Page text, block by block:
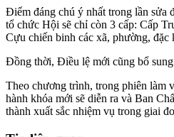
Điểm đáng chú ý nhất trong lần sửa
tổ chức Hội sẽ chỉ còn 3 cấp: Cấp
Cựu chiến binh các xã, phường, đặc
Đồng thời, Điều lệ mới cũng bổ
Theo chương trình, trong phiên làm
hành khóa mới sẽ diễn ra và Ban
thành xuất sắc nhiệm vụ trong giai